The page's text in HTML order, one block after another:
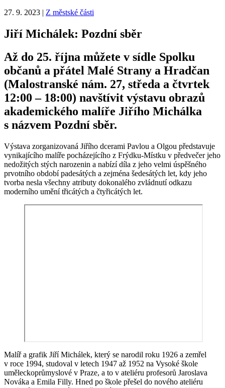
27. 9. 2023 | Z městské části
Jiří Michálek: Pozdní sběr
Až do 25. října můžete v sídle Spolku
občanů a přátel Malé Strany a Hradčan
(Malostranské nám. 27, středa a čtvrtek
12:00 – 18:00) navštívit výstavu obrazů
akademického malíře Jiřího Michálka
s názvem Pozdní sběr.
Výstava zorganizovaná Jiřího dcerami Pavlou a Olgou představuje
vynikajícího malíře pocházejícího z Frýdku-Místku v předvečer jeho
nedožitých stých narozenin a nabízí díla z jeho velmi úspěšného
prvotního období padesátých a zejména šedesátých let, kdy jeho
tvorba nesla všechny atributy dokonalého zvládnutí odkazu
moderního umění třicátých a čtyřicátých let.
Malíř a grafik Jiří Michálek, který se narodil roku 1926 a zemřel
v roce 1994, studoval v letech 1947 až 1952 na Vysoké škole
uměleckoprůmyslové v Praze, a to v ateliéru profesorů Jaroslava
Nováka a Emila Filly. Hned po škole přešel do nového ateliéru